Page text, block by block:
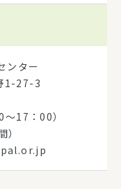
センター
1-27-3
17：00）
）